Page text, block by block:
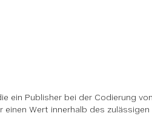
ein Publisher bei der Codierung
einen Wert innerhalb des